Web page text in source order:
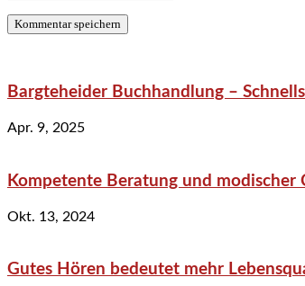
Bargteheider Buchhandlung –
Apr. 9, 2025
Kompetente Beratung und
Okt. 13, 2024
Gutes Hören bedeutet mehr